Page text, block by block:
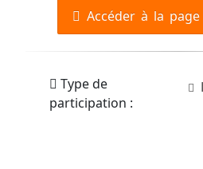
Accéder à la
Type de
participation :